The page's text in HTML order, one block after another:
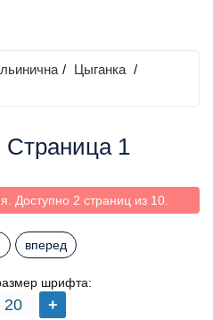
/ Цыганка /
Страница 1
Доступно 2 страниц из 10.
вперед
шрифта: